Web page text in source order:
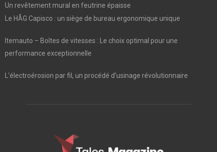
Un revêtement mural en feutrine épaisse
Le HÅG Capisco : un siège de bureau ergonomique unique
Itemauto – Boîtes de vitesses : Le choix optimal pour une
performance exceptionnelle
L’électroérosion par fil, un procédé d’usinage révolutionnaire